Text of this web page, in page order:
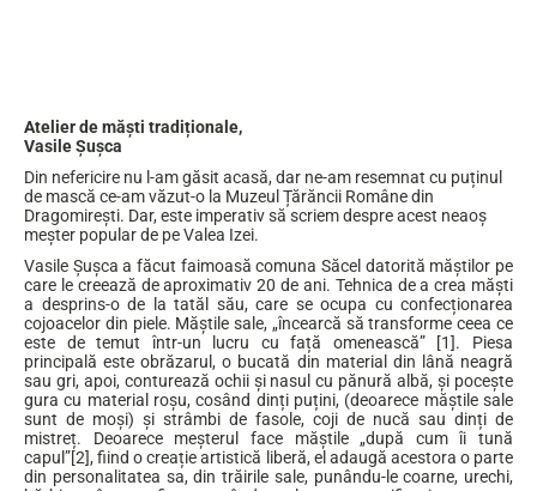
Atelier de măști tradiționale,
Vasile Șușca
Din nefericire nu l-am găsit acasă, dar ne-am resemnat cu puținul
de mască ce-am văzut-o la Muzeul Țărăncii Române din
Dragomirești. Dar, este imperativ să scriem despre acest neaoș
meșter popular de pe Valea Izei.
Vasile Șușca a făcut faimoasă comuna Săcel datorită măștilor pe
care le creează de aproximativ 20 de ani. Tehnica de a crea măști
a desprins-o de la tatăl său, care se ocupa cu confecționarea
cojoacelor din piele. Măștile sale, „încearcă să transforme ceea ce
este de temut într-un lucru cu față omenească” [1]. Piesa
principală este obrăzarul, o bucată din material din lână neagră
sau gri, apoi, conturează ochii și nasul cu pănură albă, și pocește
gura cu material roșu, cosând dinți puțini, (deoarece măștile sale
sunt de moși) și strâmbi de fasole, coji de nucă sau dinți de
mistreț. Deoarece meșterul face măștile „după cum îi tună
capul”[2], fiind o creație artistică liberă, el adaugă acestora o parte
din personalitatea sa, din trăirile sale, punându-le coarne, urechi,